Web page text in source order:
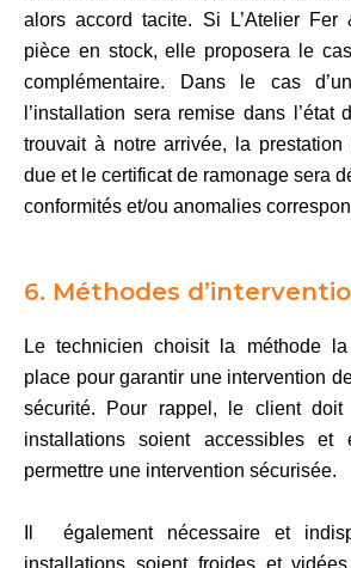
alors accord tacite. Si L’Atelier Fer
pièce en stock, elle proposera le
complémentaire. Dans le cas
l’installation sera remise dans
trouvait à notre arrivée, la prestation
due et le certificat de ramonage sera
conformités et/ou anomalies
6. Méthodes
Le technicien choisit la méthode
place pour garantir une intervention
sécurité. Pour rappel, le client doit
installations soient accessibles
permettre une intervention sécurisée.
Il également nécessaire et
installations soient froides et